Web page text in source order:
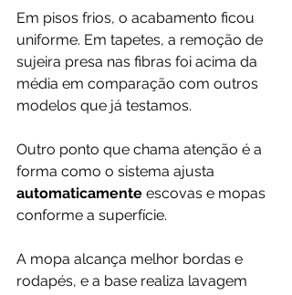
Em pisos frios, o acabamento ficou
uniforme. Em tapetes, a remoção de
sujeira presa nas fibras foi acima da
média em comparação com outros
modelos que já testamos.
Outro ponto que chama atenção é a
forma como o sistema ajusta
automaticamente escovas e mopas
conforme a superfície.
A mopa alcança melhor bordas e
rodapés, e a base realiza lavagem